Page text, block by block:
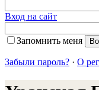
Вход на сайт
Запомнить меня
Забыли пароль? · О